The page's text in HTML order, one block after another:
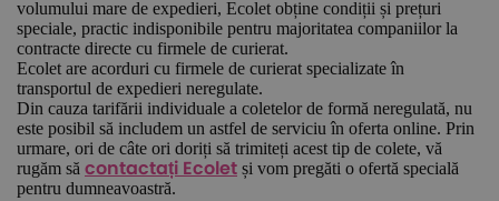
volumului mare de expedieri, Ecolet obține condiții și prețuri
speciale, practic indisponibile pentru majoritatea companiilor la
contracte directe cu firmele de curierat.
Ecolet are acorduri cu firmele de curierat specializate în
transportul de expedieri neregulate.
Din cauza tarifării individuale a coletelor de formă neregulată, nu
este posibil să includem un astfel de serviciu în oferta online. Prin
urmare, ori de câte ori doriți să trimiteți acest tip de colete, vă
rugăm să contactați Ecolet și vom pregăti o ofertă specială
pentru dumneavoastră.